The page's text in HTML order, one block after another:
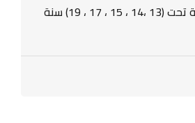
فازت فئاتنا السنية تحت (13 ،14 ، 15 ، 17 ، 19) سنة